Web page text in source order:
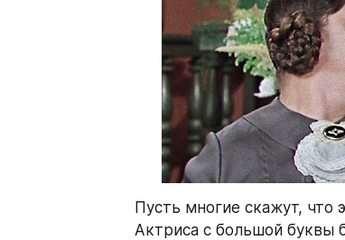
Пусть многие скажут, что
Актриса с большой буквы